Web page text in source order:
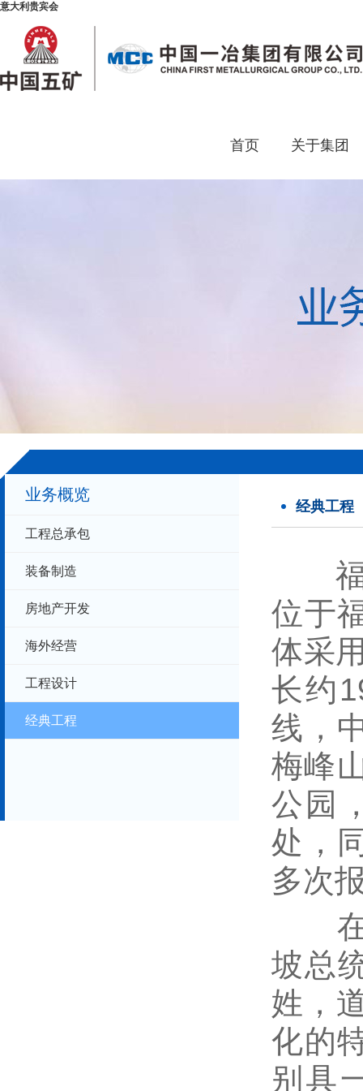
意大利贵宾会
首页 关于集团
业务概览
工程总承包
装备制造
房地产开发
海外经营
工程设计
经典工程
经典工程
福
位于
体采
长约
线，
梅峰
公园
处，
多次
在国
坡总
姓，
化的
别具